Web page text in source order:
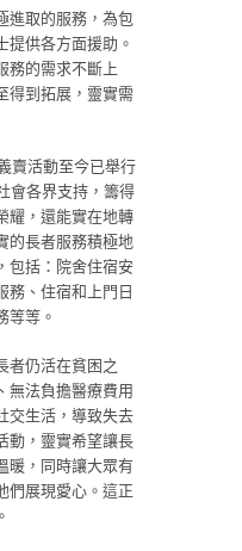
進取的服務，為包
提供各方面援助。
務的需求不斷上
得到拓展，靈實需
賣活動至今已舉行
會各界支持，籌得
耀，還能實在地轉
的長者服務積極地
包括：院舍住宿安
務、住宿和上門日
等等。
者仍活在貧困之
無法負擔醫療費用
交生活，導致失去
動，靈實希望讓長
暖，同時讓大眾有
們展現愛心。這正